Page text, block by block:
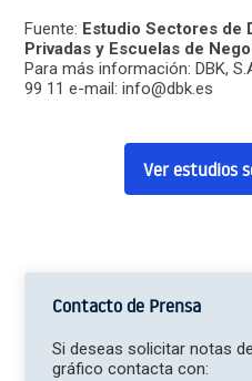
Fuente: Estudio Sectores de
Privadas y Escuelas de
Para más información: DBK,
99 11 e-mail: info@dbk.es
Ver estudios
Contacto de Prensa
Si deseas solicitar notas
gráfico contacta con: